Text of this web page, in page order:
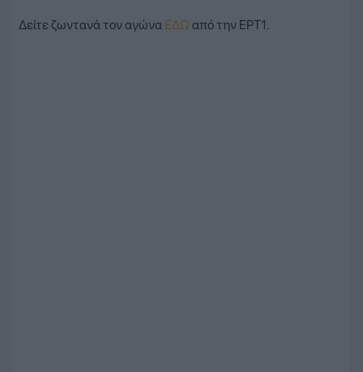
Δείτε ζωντανά τον αγώνα ΕΔΩ από την ΕΡΤ1.